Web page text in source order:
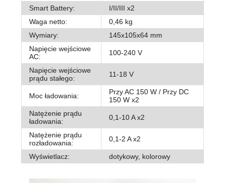
Smart Battery:
I/II/III x2
Waga netto:
0,46 kg
Wymiary:
145x105x64 mm
Napięcie wejściowe
AC:
100-240 V
Napięcie wejściowe
prądu stałego:
11-18 V
Moc ładowania:
Przy AC 150 W / Przy DC
150 W x2
Natężenie prądu
ładowania:
0,1-10 A x2
Natężenie prądu
rozładowania:
0,1-2 A x2
Wyświetlacz: dotykowy, kolorowy